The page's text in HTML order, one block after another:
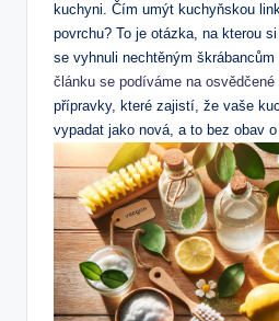
kuchyni. Čím umýt kuchyňskou
povrchu? To je otázka, na kterou
se vyhnuli nechtěným
článku se podíváme na osvědčené
přípravky, které zajistí, že vaše
vypadat jako nová, a to bez obav